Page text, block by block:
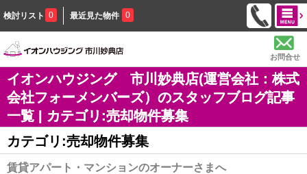
検討リスト 0 最近見た物件 0
お問合せ
イオンハウジング 市川妙典店(運営会社：株式
会社フォーメンバーズ）のスタッフブログ記事
一覧 | カテゴリ:売却物件募集
カテゴリ:売却物件募集
賃貸アパート・マンションのオーナーさまへ